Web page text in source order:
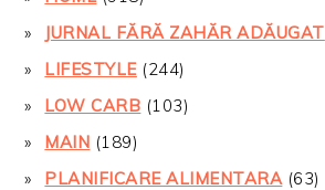
JURNAL FĂRĂ ZAHĂR ADĂUGAT
LIFESTYLE(244)
LOW CARB (103)
MAIN (189)
PLANIFICARE ALIMENTARA(63)